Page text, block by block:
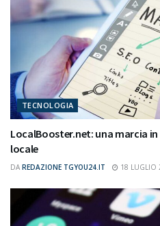
TECNOLOGIA
LocalBooster.net: una marcia
locale
DA REDAZIONE TGYOU24.IT 18 LUGLIO